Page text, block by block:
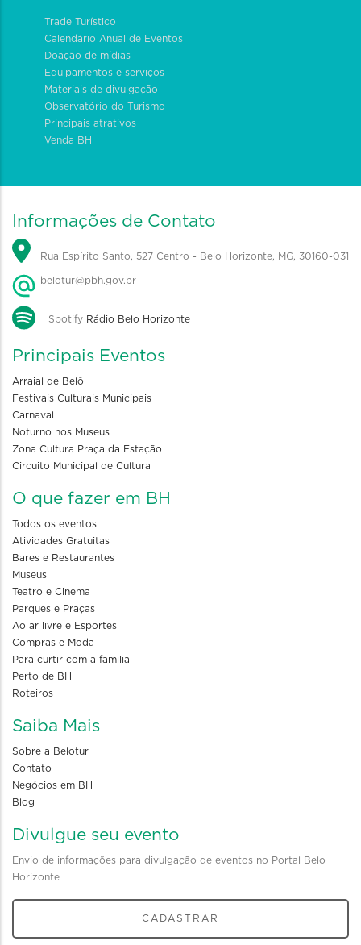
Trade Turístico
Calendário Anual de Eventos
Doação de mídias
Equipamentos e serviços
Materiais de divulgação
Observatório do Turismo
Principais atrativos
Venda BH
Informações de Contato
Rua Espírito Santo, 527 Centro - Belo Horizonte, MG, 30160-031
belotur@pbh.gov.br
Spotify Rádio Belo Horizonte
Principais Eventos
Arraial de Belô
Festivais Culturais Municipais
Carnaval
Noturno nos Museus
Zona Cultura Praça da Estação
Circuito Municipal de Cultura
O que fazer em BH
Todos os eventos
Atividades Gratuitas
Bares e Restaurantes
Museus
Teatro e Cinema
Parques e Praças
Ao ar livre e Esportes
Compras e Moda
Para curtir com a familia
Perto de BH
Roteiros
Saiba Mais
Sobre a Belotur
Contato
Negócios em BH
Blog
Divulgue seu evento
Envio de informações para divulgação de eventos no Portal Belo
Horizonte
CADASTRAR